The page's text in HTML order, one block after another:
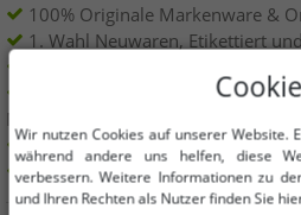
100% Originale Markenware &
1. Wahl Neuwaren, Etikettiert
Mindestbestellwert ist 199€ netto
Mindestbestellmenge
Angebote bis zu 90% günstiger
Freie Größen und Mengen
Wir nutzen Cookies auf unserer Website.
während andere uns helfen, diese
verbessern. Weitere Informationen zu
und Ihren Rechten als Nutzer finden Sie